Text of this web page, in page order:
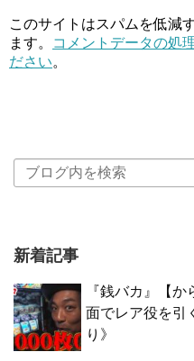
このサイトはスパムを低減
ます。
コメントデータの処
ださい。
新着記事
『銭バカ』【
面でレア役を引
り》